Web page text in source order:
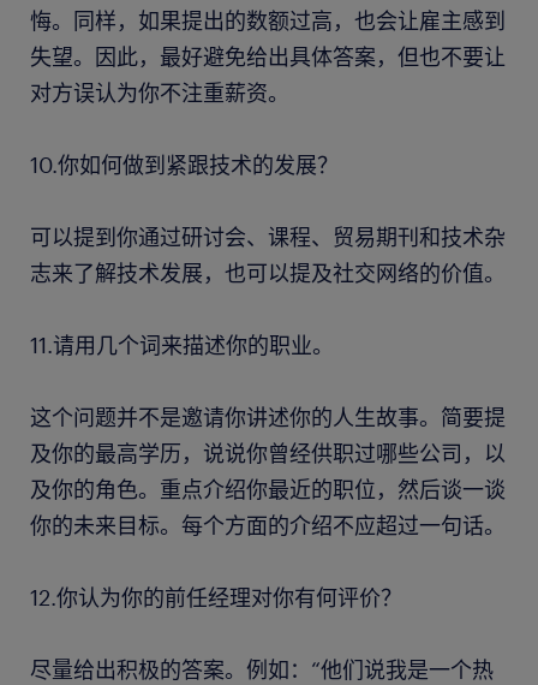
悔。同样，如果提出的数额过高，也会让雇主感到
失望。因此，最好避免给出具体答案，但也不要让
对方误认为你不注重薪资。
10.你如何做到紧跟技术的发展？
可以提到你通过研讨会、课程、贸易期刊和技术杂
志来了解技术发展，也可以提及社交网络的价值。
11.请用几个词来描述你的职业。
这个问题并不是邀请你讲述你的人生故事。简要提
及你的最高学历，说说你曾经供职过哪些公司，以
及你的角色。重点介绍你最近的职位，然后谈一谈
你的未来目标。每个方面的介绍不应超过一句话。
12.你认为你的前任经理对你有何评价？
尽量给出积极的答案。例如：“他们说我是一个热